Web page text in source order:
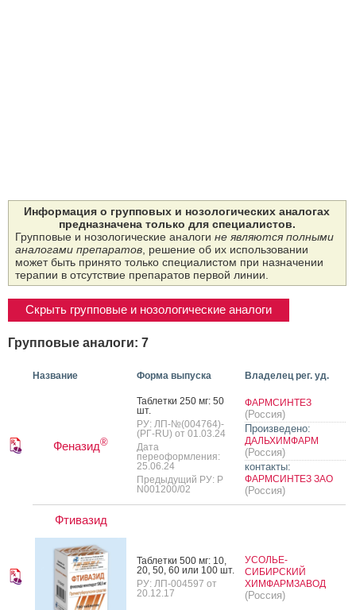
Информация о групповых и нозологических аналогах
предназначена только для специалистов.
Групповые и нозологические аналоги не являются полными
аналогами препаратов, решение об их использовании
может быть принято только специалистом при назначении
терапии в отсутствие препаратов первой линии.
Скрыть групповые и нозологические аналоги
Групповые аналоги: 7
Название Форма выпуска Владелец рег. уд.
Феназид®
Таб­летки 250 мг: 50
шт.
РУ: ЛП-№(004764)-
(РГ-RU) от 01.03.24
Дата
переоформления:
25.06.24
Предыдущий РУ: Р
N001200/02
ФАРМСИНТЕЗ
(Россия)
Произведено:
ДАЛЬХИМФАРМ
(Россия)
контакты:
ФАРМСИНТЕЗ ЗАО
(Россия)
Фтивазид
Таб­летки 500 мг: 10,
20, 50, 60 или 100 шт.
РУ: ЛП-004597 от
20.12.17
УСОЛЬЕ-
СИБИРСКИЙ
ХИМФАРМЗАВОД
(Россия)